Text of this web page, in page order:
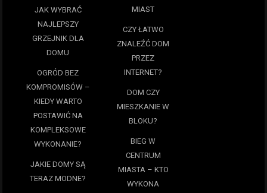
JAK WYBRAĆ
NAJLEPSZY
GRZEJNIK DLA
DOMU
OGRÓD BEZ
KOMPROMISÓW –
KIEDY WARTO
POSTAWIĆ NA
KOMPLEKSOWE
WYKONANIE?
JAKIE DOMY SĄ
TERAZ MODNE?
MIAST
CZY ŁATWO
ZNALEŹĆ DOM
PRZEZ
INTERNET?
DOM CZY
MIESZKANIE W
BLOKU?
BIEG W
CENTRUM
MIASTA – KTO
WYKONA